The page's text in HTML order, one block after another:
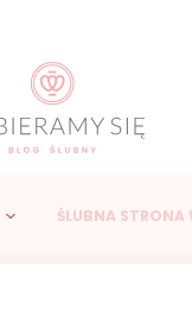
ŚLUBNA STRONA